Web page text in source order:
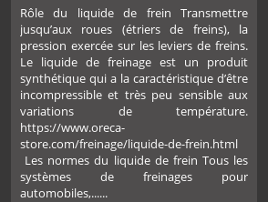
Rôle du liquide de frein Transmettre
jusqu’aux roues (étriers de freins), la
pression exercée sur les leviers de freins.
Le liquide de freinage est un produit
synthétique qui a la caractéristique d’être
incompressible et très peu sensible aux
variations de température.
https://www.oreca-
store.com/freinage/liquide-de-frein.html
Les normes du liquide de frein Tous les
systèmes de freinages pour
automobiles,......